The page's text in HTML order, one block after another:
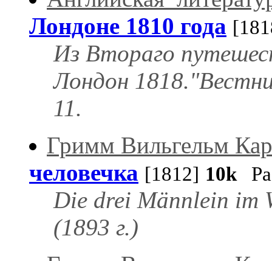
Лондоне 1810 года
Из Втораго
Лондон
11.
Гримм Вильгельм
человечка [1812] 10k
Die drei Männlein im
(1893 г.)